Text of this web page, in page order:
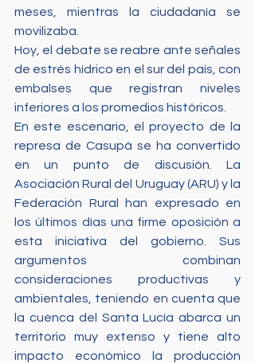
meses, mientras la ciudadanía se
movilizaba.
Hoy, el debate se reabre ante señales
de estrés hídrico en el sur del país, con
embalses que registran niveles
inferiores a los promedios históricos.
En este escenario, el proyecto de la
represa de Casupá se ha convertido
en un punto de discusión. La
Asociación Rural del Uruguay (ARU) y la
Federación Rural han expresado en
los últimos días una firme oposición a
esta iniciativa del gobierno. Sus
argumentos combinan
consideraciones productivas y
ambientales, teniendo en cuenta que
la cuenca del Santa Lucía abarca un
territorio muy extenso y tiene alto
impacto económico la producción